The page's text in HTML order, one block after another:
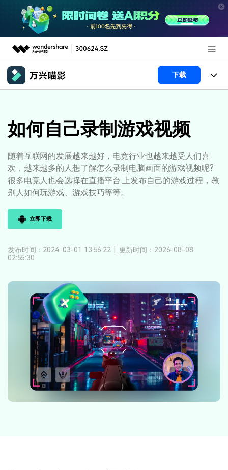
推荐产品
新闻中心
关于万兴
加入我们
4000-300624
下载
产品系统
AI功能
AI 文本转视频 NEW
AI 图生视频 NEW
NEW
声音
解决方案
政企服务
专业创作人群
品牌合作故事
使用教程
文章资讯
其他
帮助中心
产品支持
如何自己录制游戏视频
随着互联网的发展越来越好，电竞行业也越来越受人们喜
欢，越来越多的人想了解怎么录制电脑画面的游戏视频呢?
很多电竞人也会选择在直播平台.上发布自己的游戏过程，教
别人如何玩游戏、游戏技巧等等。
立即下载
发布时间：2024-03-01 13:56:22
更新时间：2026-08-08
02:55:30